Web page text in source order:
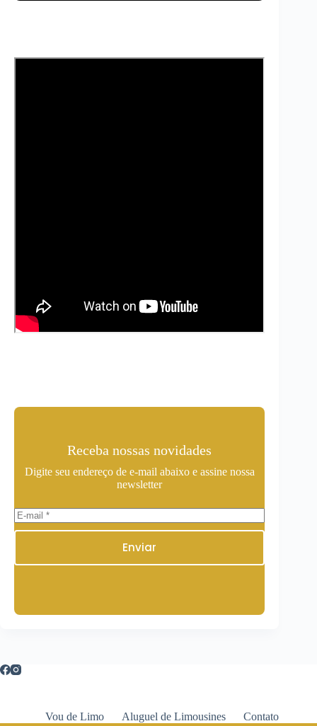
Receba nossas novidades
Digite seu endereço de e-mail abaixo e assine nossa
newsletter
Enviar
Vou de Limo Aluguel de Limousines Contato